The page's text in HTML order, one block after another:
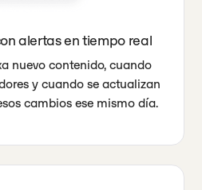
alertas en tiempo real
nuevo contenido, cuando
y cuando se actualizan
cambios ese mismo día.